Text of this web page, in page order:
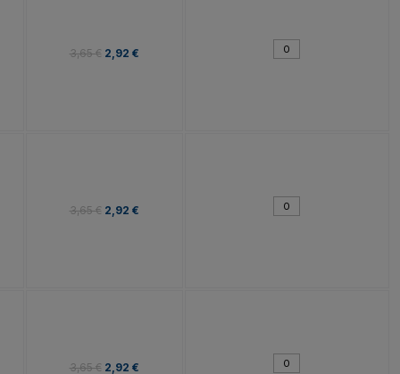
3,65 € 2,92 €
3,65 € 2,92 €
3,65 € 2,92 €